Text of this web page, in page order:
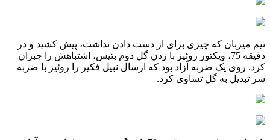
تیم میزبان که چیزی برای از دست دادن نداشت، پیش کشید و در
دقیقه 75، ویکتور روئیز با زدن گل دوم بتیس، اشتباهش را جبران
کرد. روی یک ضربه آزاد بود که ارسال نبیل فکیر را روئیز با ضربه
سر تبدیل به گل تساوی کرد.